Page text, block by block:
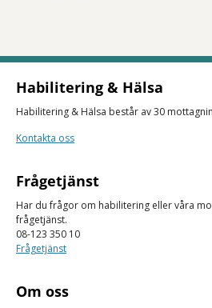
Habilitering & Hälsa
Habilitering & Hälsa består av 30
Kontakta oss
Frågetjänst
Har du frågor om habilitering eller våra
frågetjänst.
08-123 350 10
Frågetjänst
Om oss